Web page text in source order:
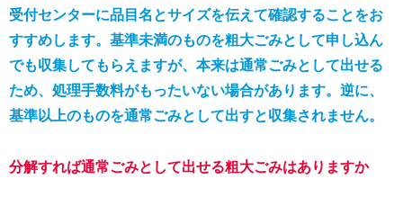
受付センターに品目名とサイズを伝えて確認することをお
すすめします。基準未満のものを粗大ごみとして申し込ん
でも収集してもらえますが、本来は通常ごみとして出せる
ため、処理手数料がもったいない場合があります。逆に、
基準以上のものを通常ごみとして出すと収集されません。
分解すれば通常ごみとして出せる粗大ごみはありますか